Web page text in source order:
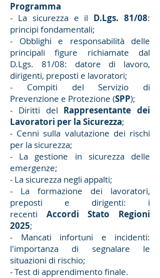
Programma
- La sicurezza e il D.Lgs. 81/08:
principi fondamentali;
- Obblighi e responsabilità delle
principali figure richiamate dal
D.Lgs. 81/08: datore di lavoro,
dirigenti, preposti e lavoratori;
- Compiti del Servizio di
Prevenzione e Protezione (SPP);
- Diritti del Rappresentante dei
Lavoratori per la Sicurezza;
- Cenni sulla valutazione dei rischi
per la sicurezza;
- La gestione in sicurezza delle
emergenze;
- La sicurezza negli appalti;
- La formazione dei lavoratori,
preposti e dirigenti: i
recenti Accordi Stato Regioni
2025;
- Mancati infortuni e incidenti:
l'importanza di segnalare le
situazioni di rischio;
- Test di apprendimento finale.